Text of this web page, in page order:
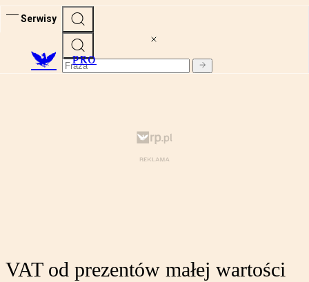
Serwisy
PRO
VAT od prezentów małej wartości